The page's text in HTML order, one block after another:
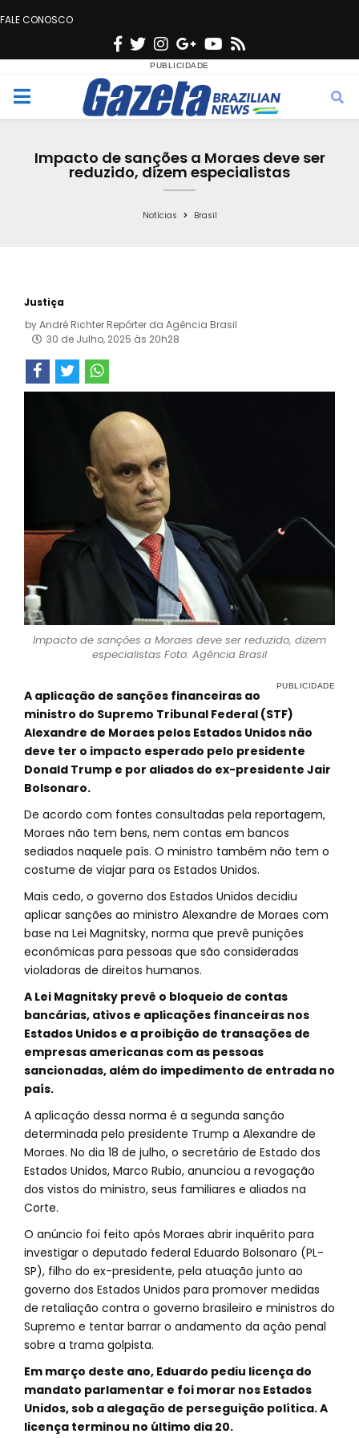
FALE CONOSCO
F
c
e
o
T
w
i
t
e
n
s
t
g
r
a
G
o
o
g
e
Y
u
t
b
s
M
Impacto de sanções a Moraes deve ser
reduzido, dizem especialistas
Notícias Brasil
Justiça
byAndré Richter Repórter da Agência Brasil
30 de Julho, 2025 às 20h28
Impacto de sanções a Moraes deve ser reduzido, dizem
especialistas Foto: Agência Brasil
A aplicação de sanções financeiras ao
ministro do Supremo Tribunal Federal (STF)
Alexandre de Moraes pelos Estados Unidos não
deve ter o impacto esperado pelo presidente
Donald Trump e por aliados do ex-presidente Jair
Bolsonaro.
De acordo com fontes consultadas pela reportagem,
Moraes não tem bens, nem contas em bancos
sediados naquele país. O ministro também não tem o
costume de viajar para os Estados Unidos.
Mais cedo, o governo dos Estados Unidos decidiu
aplicar sanções ao ministro Alexandre de Moraes com
base na Lei Magnitsky, norma que prevê punições
econômicas para pessoas que são consideradas
violadoras de direitos humanos.
A Lei Magnitsky prevê o bloqueio de contas
bancárias, ativos e aplicações financeiras nos
Estados Unidos e a proibição de transações de
empresas americanas com as pessoas
sancionadas, além do impedimento de entrada no
país.
A aplicação dessa norma é a segunda sanção
determinada pelo presidente Trump a Alexandre de
Moraes. No dia 18 de julho, o secretário de Estado dos
Estados Unidos, Marco Rubio, anunciou a revogação
dos vistos do ministro, seus familiares e aliados na
Corte.
O anúncio foi feito após Moraes abrir inquérito para
investigar o deputado federal Eduardo Bolsonaro (PL-
SP), filho do ex-presidente, pela atuação junto ao
governo dos Estados Unidos para promover medidas
de retaliação contra o governo brasileiro e ministros do
Supremo e tentar barrar o andamento da ação penal
sobre a trama golpista.
Em março deste ano, Eduardo pediu licença do
mandato parlamentar e foi morar nos Estados
Unidos, sob a alegação de perseguição política. A
licença terminou no último dia 20.